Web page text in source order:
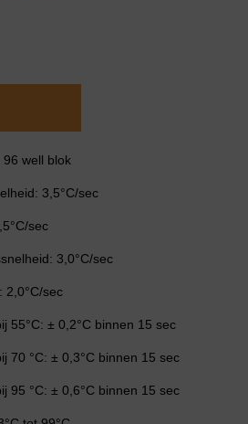
well blok
3,5°C/sec
sec
3,0°C/sec
2,0°C/sec
55°C: ± 0,2°C binnen 15 sec
70 °C: ± 0,3°C binnen 15 sec
95 °C: ± 0,6°C binnen 15 sec